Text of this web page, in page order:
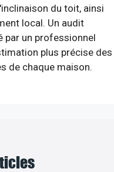
du toit, ainsi
local. Un audit
par un professionnel
plus précise des
de chaque maison.